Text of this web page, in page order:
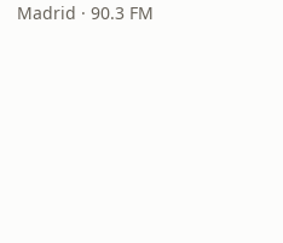
Madrid · 90.3 FM